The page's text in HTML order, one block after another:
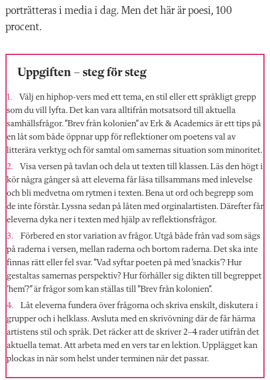
porträtteras i media i dag. Men det här är poesi, 100
procent.
Uppgiften – steg för steg
Välj en hiphop-vers med ett tema, en stil eller ett språkligt grepp
som du vill lyfta. Det kan vara alltifrån motsatsord till aktuella
samhällsfrågor. ”Brev från kolonien” av Erk & Academics är ett tips på
en låt som både öppnar upp för reflektioner om poetens val av
litterära verktyg och för samtal om samernas situation som minoritet.
Visa versen på tavlan och dela ut texten till klassen. Läs den högt i
kör några gånger så att eleverna får läsa tillsammans med inlevelse
och bli medvetna om rytmen i texten. Bena ut ord och begrepp som
de inte förstår. Lyssna sedan på låten med orginalartisten. Därefter får
eleverna dyka ner i texten med hjälp av reflektionsfrågor.
Förbered en stor variation av frågor. Utgå både från vad som sägs
på raderna i versen, mellan raderna och bortom raderna. Det ska inte
finnas rätt eller fel svar. ”Vad syftar poeten på med ’snackis’? Hur
gestaltas samernas perspektiv? Hur förhåller sig dikten till begreppet
’hem’?” är frågor som kan ställas till ”Brev från kolonien”.
Låt eleverna fundera över frågorna och skriva enskilt, diskutera i
grupper och i helklass. Avsluta med en skrivövning där de får härma
artistens stil och språk. Det räcker att de skriver 2–4 rader utifrån det
aktuella temat. Att arbeta med en vers tar en lektion. Upplägget kan
plockas in när som helst under terminen när det passar.